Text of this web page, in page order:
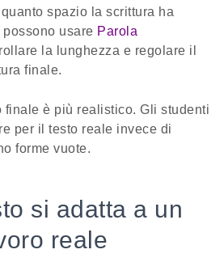
spazio la scrittura ha
usare Parola
la lunghezza e regolare il
finale.
finale è più realistico. Gli studenti
per il testo reale invece di
forme vuote.
si adatta a un
reale